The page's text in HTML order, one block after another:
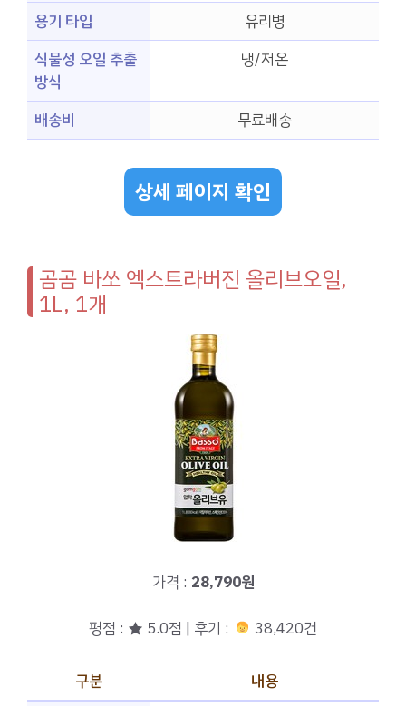
용기 타입
유리병
식물성 오일 추출
방식
냉/저온
배송비 무료배송
상세 페이지 확인
곰곰 바쏘 엑스트라버진 올리브오일,
1L, 1개
가격 : 28,790원
평점 : ★ 5.0점 | 후기 : 38,420건
구분
내용